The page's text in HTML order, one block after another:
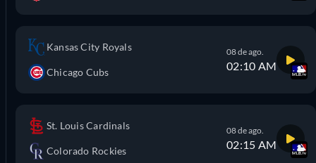
Kansas City Royals
Chicago Cubs
08 de ago.
02:10 AM
St. Louis Cardinals
Colorado Rockies
08 de ago.
02:15 AM